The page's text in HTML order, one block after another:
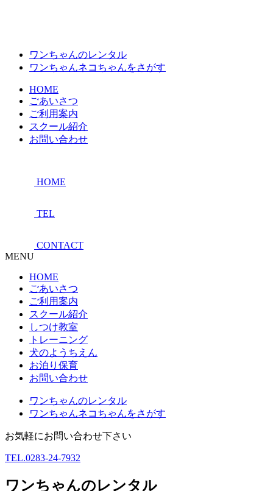
ワンちゃんのレンタル
ワンちゃんネコちゃんをさがす
HOME
ごあいさつ
ご利用案内
スクール紹介
お問い合わせ
HOME
TEL
CONTACT
MENU
HOME
ごあいさつ
ご利用案内
スクール紹介
しつけ教室
トレーニング
犬のようちえん
お泊り保育
お問い合わせ
ワンちゃんのレンタル
ワンちゃんネコちゃんをさがす
お気軽にお問い合わせ下さい
TEL.0283-24-7932
ワンちゃんのレンタル